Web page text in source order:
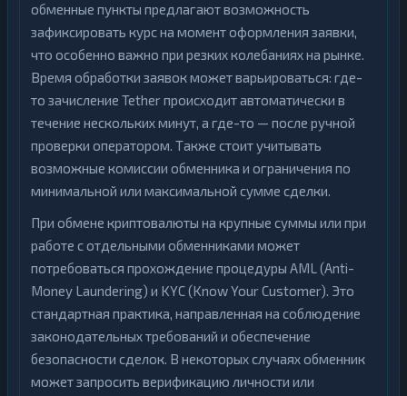
обменные пункты предлагают возможность
зафиксировать курс на момент оформления заявки,
что особенно важно при резких колебаниях на рынке.
Время обработки заявок может варьироваться: где-
то зачисление Tether происходит автоматически в
течение нескольких минут, а где-то — после ручной
проверки оператором. Также стоит учитывать
возможные комиссии обменника и ограничения по
минимальной или максимальной сумме сделки.
При обмене криптовалюты на крупные суммы или при
работе с отдельными обменниками может
потребоваться прохождение процедуры AML (Anti-
Money Laundering) и KYC (Know Your Customer). Это
стандартная практика, направленная на соблюдение
законодательных требований и обеспечение
безопасности сделок. В некоторых случаях обменник
может запросить верификацию личности или